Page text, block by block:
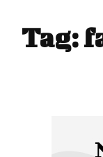
Tag: